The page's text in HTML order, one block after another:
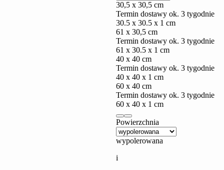
30,5 x 30,5 cm
Termin dostawy ok. 3 tygodnie
30.5 x 30.5 x 1 cm
61 x 30,5 cm
Termin dostawy ok. 3 tygodnie
61 x 30.5 x 1 cm
40 x 40 cm
Termin dostawy ok. 3 tygodnie
40 x 40 x 1 cm
60 x 40 cm
Termin dostawy ok. 3 tygodnie
60 x 40 x 1 cm
Powierzchnia
wypolerowana
i